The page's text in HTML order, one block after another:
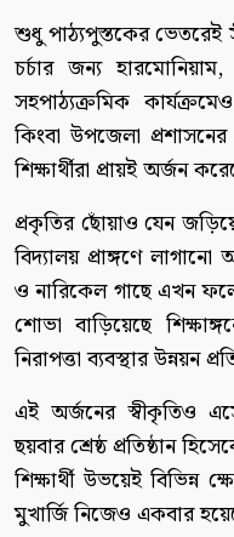
শুধু পাঠ্যপুস্তকের ভেতরেই
চর্চার জন্য
সহপাঠ্যক্রমিক
কিংবা উপজেলা
শিক্ষার্থীরা প্রায়ই অর্জন
প্রকৃতির ছোঁয়াও যেন
বিদ্যালয় প্রাঙ্গণে
ও নারিকেল গাছে এখন
শোভা বাড়িয়েছে
নিরাপত্তা ব্যবস্থার উন্নয়ন
এই অর্জনের স্বীকৃতিও
ছয়বার শ্রেষ্ঠ প্রতিষ্ঠান
শিক্ষার্থী উভয়েই বিভিন্ন
মুখার্জি নিজেও একবার